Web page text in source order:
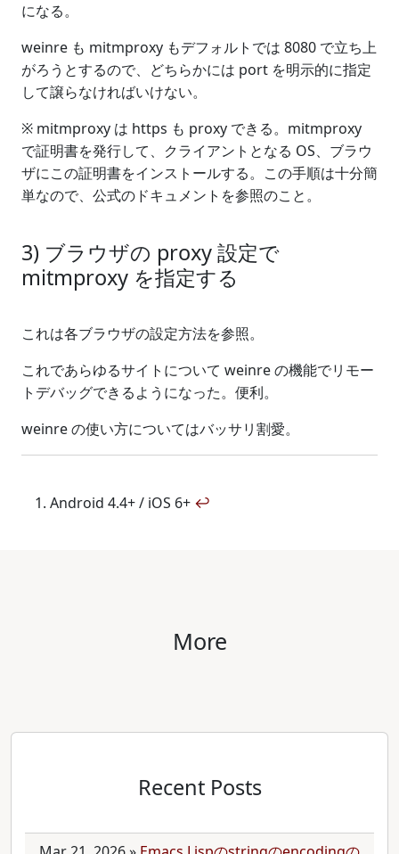
になる。
weinre も mitmproxy もデフォルトでは 8080 で立ち上
がろうとするので、どちらかには port を明示的に指定
して譲らなければいけない。
※ mitmproxy は https も proxy できる。mitmproxy
で証明書を発行して、クライアントとなる OS、ブラウ
ザにこの証明書をインストールする。この手順は十分簡
単なので、公式のドキュメントを参照のこと。
3) ブラウザの proxy 設定で
mitmproxy を指定する
これは各ブラウザの設定方法を参照。
これであらゆるサイトについて weinre の機能でリモー
トデバッグできるようになった。便利。
weinre の使い方についてはバッサリ割愛。
Android 4.4+ / iOS 6+ ↩
More
Recent Posts